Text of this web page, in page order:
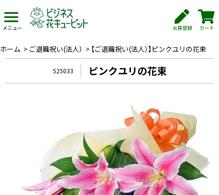
メニュー 会員登録 カート
ホーム > ご退職祝い(法人） > 【ご退職祝い(法人）】ピンクユリの花束
525033 ピンクユリの花束